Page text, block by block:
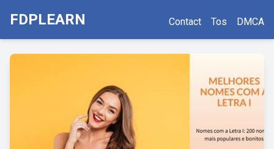
FDPLEARN Contact Tos DMCA